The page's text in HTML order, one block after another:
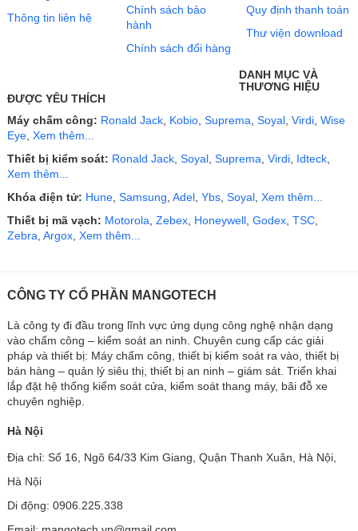
Thông tin liên hệ
Chính sách bảo
hành
Chính sách đổi hàng
Quy định thanh toán
Thư viện download
DANH MỤC VÀ
THƯƠNG HIỆU
ĐƯỢC YÊU THÍCH
Máy chấm công: Ronald Jack Kobio Suprema Soyal Virdi Wise
Eye Xem thêm...
Thiết bị kiểm soát: Ronald Jack Soyal Suprema Virdi Idteck
Xem thêm...
Khóa điện tử: Hune Samsung Adel Ybs Soyal Xem thêm...
Thiết bị mã vạch: Motorola Zebex Honeywell Godex TSC
Zebra Argox Xem thêm...
CÔNG TY CỔ PHẦN MANGOTECH
Là công ty đi đầu trong lĩnh vực ứng dụng công nghệ nhận dạng
vào chấm công – kiểm soát an ninh. Chuyên cung cấp các giải
pháp và thiết bị: Máy chấm công, thiết bị kiểm soát ra vào, thiết bị
bán hàng – quản lý siêu thị, thiết bị an ninh – giám sát. Triển khai
lắp đặt hệ thống kiểm soát cửa, kiểm soát thang máy, bãi đỗ xe
chuyên nghiệp.
Hà Nội
Địa chỉ: Số 16, Ngõ 64/33 Kim Giang, Quận Thanh Xuân, Hà Nội,
Hà Nội
Di động: 0906.225.338